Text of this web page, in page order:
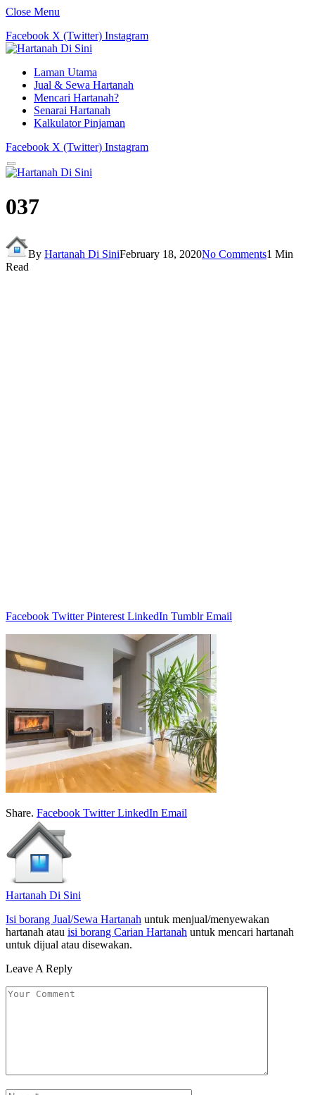
Close Menu
Facebook X (Twitter) Instagram
Laman Utama
Jual & Sewa Hartanah
Mencari Hartanah?
Senarai Hartanah
Kalkulator Pinjaman
Facebook X (Twitter) Instagram
037
By Hartanah Di SiniFebruary 18, 2020No Comments1 Min
Read
Facebook Twitter Pinterest LinkedIn Tumblr Email
Share. Facebook Twitter LinkedIn Email
Hartanah Di Sini
Isi borang Jual/Sewa Hartanah untuk menjual/menyewakan
hartanah atau isi borang Carian Hartanah untuk mencari hartanah
untuk dijual atau disewakan.
Leave A Reply